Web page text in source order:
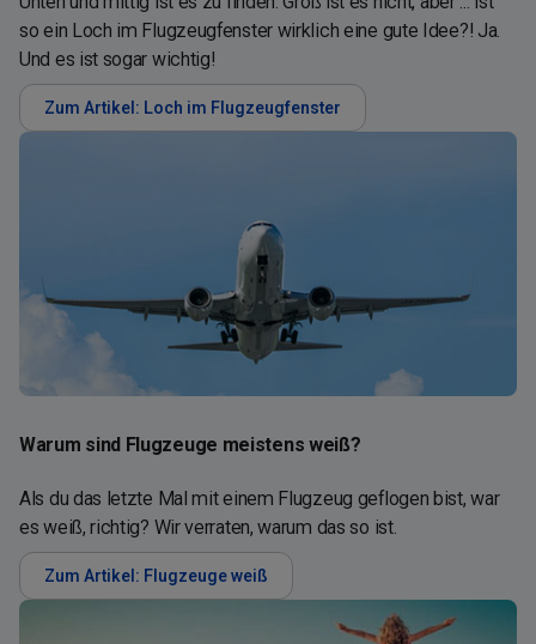
so ein Loch im Flugzeugfenster wirklich eine gute Idee?! Ja.
Und es ist sogar wichtig!
Zum Artikel: Loch im Flugzeugfenster
Warum sind Flugzeuge meistens weiß?
Als du das letzte Mal mit einem Flugzeug geflogen bist, war
es weiß, richtig? Wir verraten, warum das so ist.
Zum Artikel: Flugzeuge weiß